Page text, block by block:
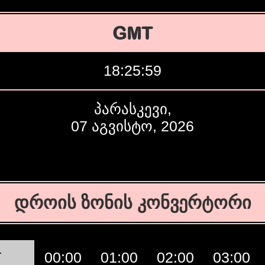
GMT
18:26:00
პარასკევი,
07 აგვისტო, 2026
დროის ზონის კონვერტორი
00:00 01:00 02:00 03:00